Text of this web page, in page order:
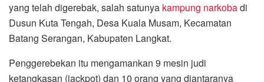
yang telah digerebak, salah satunya kampung narkobadi
Dusun Kuta Tengah, Desa Kuala Musam, Kecamatan
Batang Serangan, Kabupaten Langkat.
Penggerebekan itu mengamankan 9 mesin judi
ketangkasan (jackpot) dan 10 orang yang diantaranya